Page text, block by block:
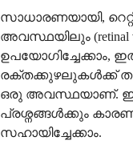
സാധാരണയായി,
അവസ്ഥയിലും (retinal
ഉപയോഗിച്ചേക്കാം,
രക്തക്കുഴലുകൾക്ക്
ഒരു അവസ്ഥയാണ്. ഈ
പ്രശ്നങ്ങൾക്കും
സഹായിച്ചേക്കാം.